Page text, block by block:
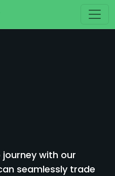
with our
seamlessly trade